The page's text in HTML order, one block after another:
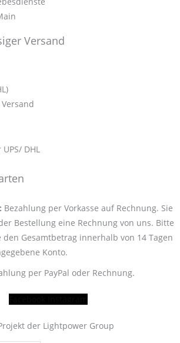
Versand
DHL
Bezahlung per Vorkasse auf Rechnung. Sie
Bestellung eine Rechnung von uns. Bitte
den Gesamtbetrag innerhalb von 14 Tagen
Konto.
per PayPal oder Rechnung.
der Lightpower Group